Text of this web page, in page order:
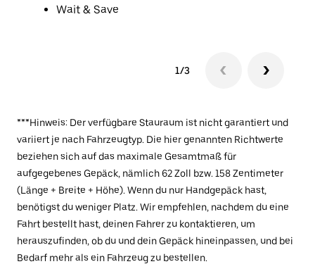
Wait & Save
1/3
***Hinweis: Der verfügbare Stauraum ist nicht garantiert und
variiert je nach Fahrzeugtyp. Die hier genannten Richtwerte
beziehen sich auf das maximale Gesamtmaß für
aufgegebenes Gepäck, nämlich 62 Zoll bzw. 158 Zentimeter
(Länge + Breite + Höhe). Wenn du nur Handgepäck hast,
benötigst du weniger Platz. Wir empfehlen, nachdem du eine
Fahrt bestellt hast, deinen Fahrer zu kontaktieren, um
herauszufinden, ob du und dein Gepäck hineinpassen, und bei
Bedarf mehr als ein Fahrzeug zu bestellen.